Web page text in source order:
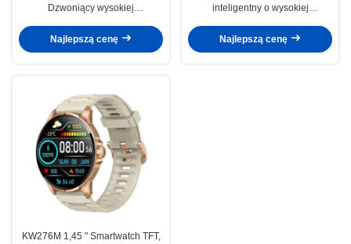
Dzwoniący wysokiej
Monitoring zdrowia
Najlepszą cenę
inteligentny o wysokiej
Bluetooth
Najlepszą cenę
KW276M 1,45 " Smartwatch TFT,